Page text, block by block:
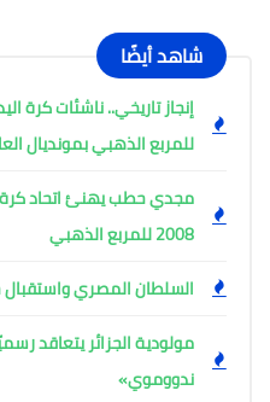
شاهد أيضًا
إنجاز تاريخي.. ناشئات كرة
للمربع الذهبي بمونديال
مجدي حطب يهنئ اتحاد كرة
2008 للمربع الذهبي
السلطان المصري
مولودية الجزائر يتعاقد
ندووموي»